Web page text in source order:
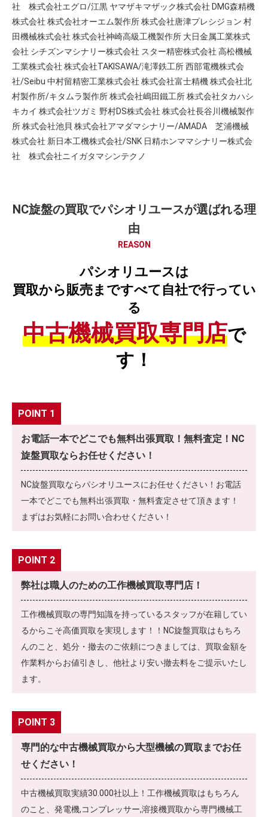
社 株式会社エグロ/江黒 ヤマザキマザック株式会社 DMG森精機
株式会社 株式会社オーエム製作所 株式会社唐津プレシジョン 村
田機械株式会社 株式会社神崎高級工機製作所 大日金属工業株式
会社 シチズンマシナリー株式会社 スター精密株式会社 高松機械
工業株式会社 株式会社TAKISAWA/滝澤鉄工所 西部電機株式会
社/Seibu 中村留精密工業株式会社 株式会社富士精機 株式会社北
村製作所/キタムラ製作所 株式会社嶋田鐵工所 株式会社タカハシ
キカイ 株式会社ツガミ 野村DS株式会社 株式会社長谷川機械製作
所 株式会社池貝 株式会社アマダマシナリー/AMADA 芝浦機械
株式会社 新日本工機株式会社/SNK 日精ホンママシナリー株式会
社 株式会社ニイガタマシンテクノ
NC旋盤の買取でパシオリユースが選ばれる理
由
REASON
パシオリユースは
買取から販売まですべて自社で行ってい
る
中古機械買取専門店で
す！
POINT 1
お電話一本でどこでも無料出張買取！無料査定！NC
旋盤買取ならお任せください！
NC旋盤買取ならパシオリユースにお任せください！お電話
一本でどこでも無料出張買取・無料査定させて頂きます！
まずはお気軽にお問い合わせください！
POINT 2
弊社は職人のための工作機械買取専門店！
工作機械買取の専門知識を持っているスタッフが在籍してい
るからこそ高価買取を実現します！！NC旋盤買取はもちろ
んのこと、処分・撤去のご依頼につきましては、買取金額を
作業料からお値引きし、他社より安い撤去料をご提示いたし
ます。
POINT 3
専門的な中古機械買取から大型機械の買取までお任
せください！
中古機械買取実績30.000社以上！工作機械買取はもちろん
のこと、発電機,コンプレッサー,溶接機買取から専門機械工